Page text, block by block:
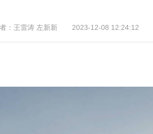
： 王雷涛 左新新 2023-12-08 12:24:12